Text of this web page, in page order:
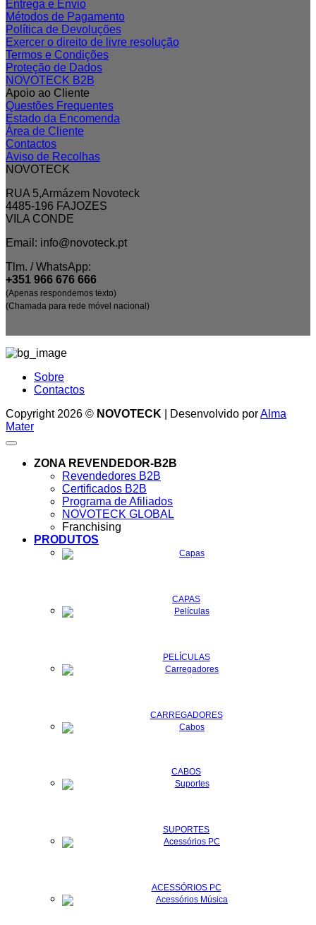
Entrega e Envio
Métodos de Pagamento
Política de Devoluções
Exercer o direito de livre resolução
Termos e Condições
Proteção de Dados
NOVOTECK B2B
Apoio ao Cliente
Questões Frequentes
Estado da Encomenda
Área de Cliente
Contactos
Aviso de Recolhas
NOVOTECK
RUA 5,Armázem Novoteck
4485-196 FAJOZES
VILA CONDE
Email: info@novoteck.pt
Tlm. / WhatsApp:
+351 966 676 666
(Apenas respondemos texto)
(Chamada para rede móvel nacional)
Sobre
Contactos
Copyright 2026 © NOVOTECK | Desenvolvido porAlma
Mater
ZONA REVENDEDOR-B2B
Revendedores B2B
Certificados B2B
Programa de Afiliados
NOVOTECK GLOBAL
Franchising
PRODUTOS
CAPAS
PELÍCULAS
CARREGADORES
CABOS
SUPORTES
ACESSÓRIOS PC